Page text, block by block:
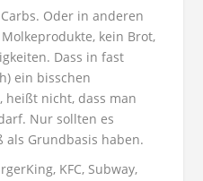
Oder in anderen
kein Brot,
Dass in fast
ein bisschen
nicht, dass man
Nur sollten es
als Grundbasis haben.
KFC, Subway,